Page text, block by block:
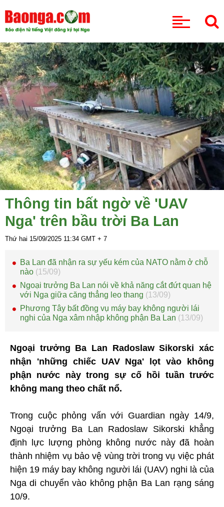
Thông tin bất ngờ về 'UAV
Nga' trên bầu trời Ba Lan
Thứ hai 15/09/2025 11:34 GMT + 7
Ba Lan đã nhận ra sự yếu kém của NATO nằm ở chỗ
nào (15/09)
Ngoại trưởng Ba Lan nói về khả năng cắt đứt quan hệ
với Nga giữa căng thẳng leo thang (13/09)
Phương Tây bất đồng vụ máy bay không người lái
nghi của Nga xâm nhập không phận Ba Lan (13/09)
Ngoại trưởng Ba Lan Radoslaw Sikorski xác
nhận 'những chiếc UAV Nga' lọt vào không
phận nước này trong sự cố hồi tuần trước
không mang theo chất nổ.
Trong cuộc phỏng vấn với Guardian ngày 14/9,
Ngoại trưởng Ba Lan Radoslaw Sikorski khẳng
định lực lượng phòng không nước này đã hoàn
thành nhiệm vụ bảo vệ vùng trời trong vụ việc phát
hiện 19 máy bay không người lái (UAV) nghi là của
Nga di chuyển vào không phận Ba Lan rạng sáng
10/9.